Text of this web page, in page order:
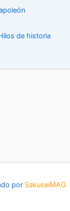
de historia
por SakuseiMAG